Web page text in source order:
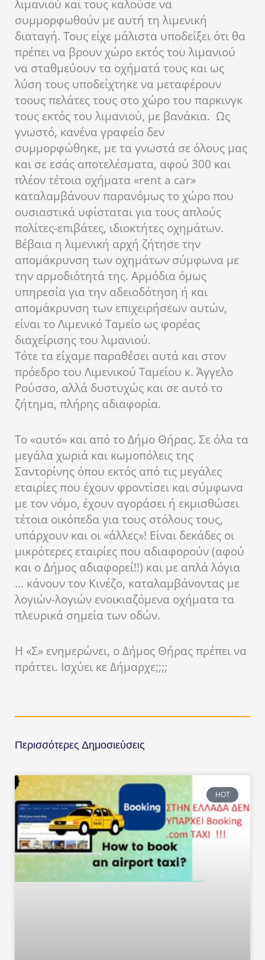
λιμανιού και τους καλούσε να
συμμορφωθούν με αυτή τη λιμενική
διαταγή. Τους είχε μάλιστα υποδείξει ότι θα
πρέπει να βρουν χώρο εκτός του λιμανιού
να σταθμεύουν τα οχήματά τους και ως
λύση τους υποδείχτηκε να μεταφέρουν
τοους πελάτες τους στο χώρο του παρκινγκ
τους εκτός του λιμανιού, με βανάκια. Ως
γνωστό, κανένα γραφείο δεν
συμμορφώθηκε, με τα γνωστά σε όλους μας
και σε εσάς αποτελέσματα, αφού 300 και
πλέον τέτοια οχήματα «rent a car»
καταλαμβάνουν παρανόμως το χώρο που
ουσιαστικά υφίσταται για τους απλούς
πολίτες-επιβάτες, ιδιοκτήτες οχημάτων.
Βέβαια η λιμενική αρχή ζήτησε την
απομάκρυνση των οχημάτων σύμφωνα με
την αρμοδιότητά της. Αρμόδια όμως
υπηρεσία για την αδειοδότηση ή και
απομάκρυνση των επιχειρήσεων αυτών,
είναι το Λιμενικό Ταμείο ως φορέας
διαχείρισης του λιμανιού.
Τότε τα είχαμε παραθέσει αυτά και στον
πρόεδρο του Λιμενικού Ταμείου κ. Άγγελο
Ρούσσο, αλλά δυστυχώς και σε αυτό το
ζήτημα, πλήρης αδιαφορία.
Το «αυτό» και από το Δήμο Θήρας. Σε όλα τα
μεγάλα χωριά και κωμοπόλεις της
Σαντορίνης όπου εκτός από τις μεγάλες
εταιρίες που έχουν φροντίσει και σύμφωνα
με τον νόμο, έχουν αγοράσει ή εκμισθώσει
τέτοια οικόπεδα για τους στόλους τους,
υπάρχουν και οι «άλλες»! Είναι δεκάδες οι
μικρότερες εταιρίες που αδιαφορούν (αφού
και ο Δήμος αδιαφορεί!!) και με απλά λόγια
… κάνουν τον Κινέζο, καταλαμβάνοντας με
λογιών-λογιών ενοικιαζόμενα οχήματα τα
πλευρικά σημεία των οδών.
Η «Σ» ενημερώνει, ο Δήμος Θήρας πρέπει να
πράττει. Ισχύει κε Δήμαρχε;;;;
Περισσότερες Δημοσιεύσεις
HOT